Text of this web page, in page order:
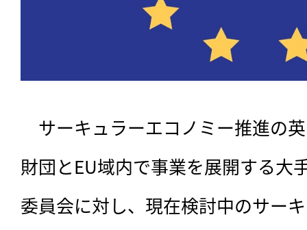
サーキュラーエコノミー推進の
財団とEU域内で事業を展開する大
委員会に対し、現在検討中のサー